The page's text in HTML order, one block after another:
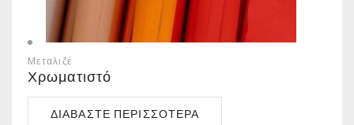
Μεταλιζέ
Χρωματιστό
ΔΙΑΒΆΣΤΕ ΠΕΡΙΣΣΌΤΕΡΑ